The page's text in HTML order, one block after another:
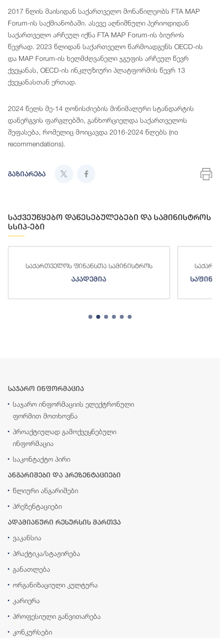
2017 წლის მაისიდან საქართველო მონაწილეობს FTA MAP
Forum-ის საქმიანობაში. ასევე აღნიშნული პერიოდიდან
საქართველო არჩეულ იქნა FTA MAP Forum-ის ბიუროს
წევრად. 2023 წლიდან საქართველო წარმოადგენს OECD-ის
და MAP Forum-ის ხელმძღვანელი ჯგუფის არჩეულ წევრ
ქვეყანას, OECD-ის ინკლუზიური პლატფორმის წევრ 13
ქვეყანასთან ერთად.
2024 წელს მე-14 ღონისძიების მინიმალური სტანდარტის
დანერგვის ფარგლებში, განხორციელდა საქართველოს
შეფასება, რომელიც მოიცავდა 2016-2024 წლებს (no
recommendations).
გაზიარება
საქვეუწყებო დაწესებულებები და სამინისტროს
სსიპ-ები
საქართველოს ფინანსთა სამინისტროს
აკადემია
საჯარო ინფორმაცია
საჯარო ინფორმაციის ელექტრონული
ფორმით მოთხოვნა
პროაქტიულად გამოქვეყნებული
ინფორმაცია
საკონტაქტო პირი
ანგარიშები და პრეზენტაციები
წლიური ანგარიშები
პრეზენტაციები
ადამიანური რესურსის მართვა
ვაკანსია
პრაქტიკა/სტაჟირება
განათლება
ორგანიზაციული კულტურა
კარიერა
პროფესიული განვითარება
კონკურსები